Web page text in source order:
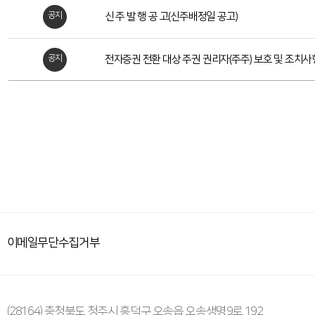
스
공지 신 주 발 행 공 고(신주배정일 공고)
공지 전자증권 전환 대상 주권 권리자(주주) 보호 및 조치사
이메일무단수집거부
(28164) 충청북도 청주시 흥덕구 오송읍 오송생명9로 192